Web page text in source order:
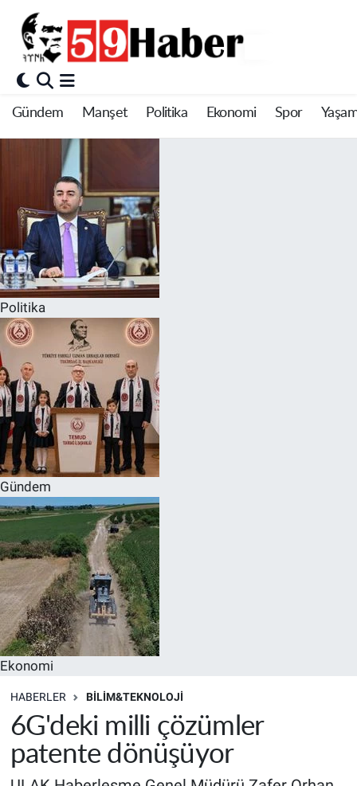
Gündem Manşet Politika Ekonomi Spor
Politika
Gündem
Ekonomi
HABERLER BILIM&TEKNOLOJI
6G'deki milli çözümler
patente dönüşüyor